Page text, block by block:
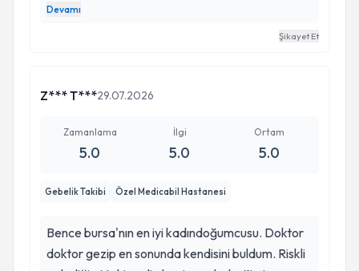
kaybetme riskim olduğu için hafta sonu olmasına
kendisi ilgilendi. Çok güzel bir şekilde bu süreci
Gökçe Hanımla yolum kesişmiş. Ömürlük bir
doktor bulduğum için kendimi çok şanslı
Devamı
Şikayet Et
Z*** T***29.07.2026
Zamanlama
5.0
İlgi
5.0
Ortam
5.0
Gebelik Takibi Özel Medicabil Hastanesi
Bence bursa'nın en iyi kadındoğumcusu. Doktor
doktor gezip en sonunda kendisini buldum. Riskli